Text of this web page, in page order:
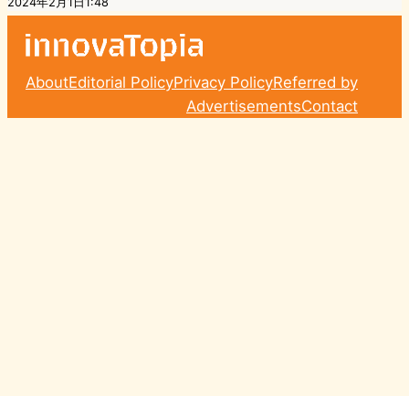
AboutEditorial PolicyPrivacy PolicyReferred by
AdvertisementsContact